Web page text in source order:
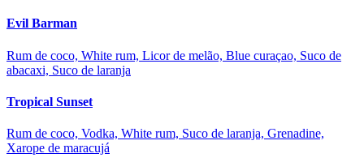
Evil Barman
Rum de coco, White rum, Licor de melão, Blue curaçao, Suco de
abacaxi, Suco de laranja
Tropical Sunset
Rum de coco, Vodka, White rum, Suco de laranja, Grenadine,
Xarope de maracujá